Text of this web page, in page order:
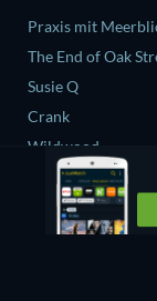
Praxis mit
The End of Oak
Susie Q
Crank
Wildwood